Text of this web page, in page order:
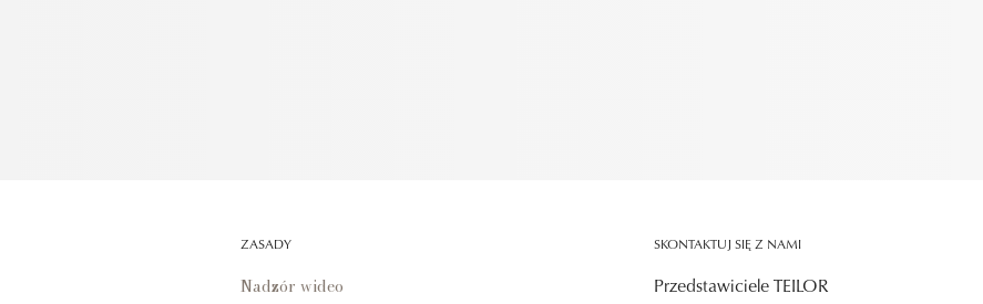
ZASADY
Nadzór wideo
SKONTAKTUJ SIĘ Z NAMI
Przedstawiciele TEILOR